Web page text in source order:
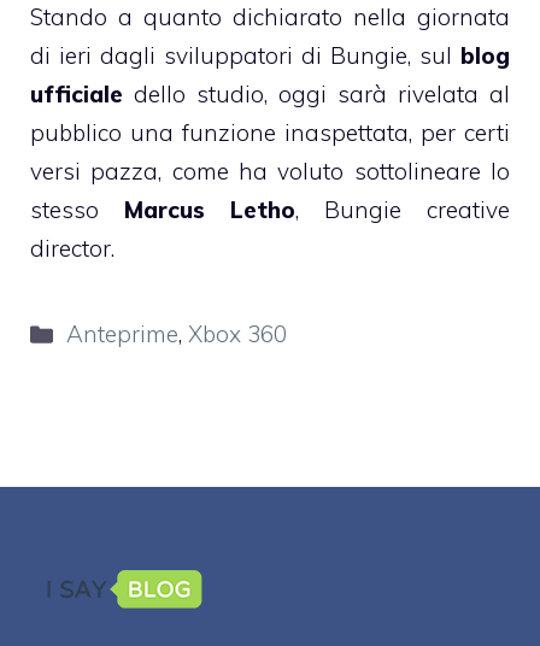
Stando a quanto dichiarato nella giornata
di ieri dagli sviluppatori di Bungie, sul blog
ufficiale dello studio, oggi sarà rivelata al
pubblico una funzione inaspettata, per certi
versi pazza, come ha voluto sottolineare lo
stesso Marcus Letho, Bungie creative
director.
Categorie
Anteprime,Xbox 360